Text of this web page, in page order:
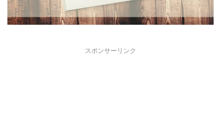
スポンサーリンク